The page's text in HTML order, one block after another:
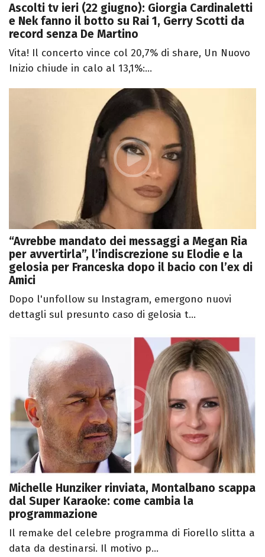
Ascolti tv ieri (22 giugno): Giorgia Cardinaletti
e Nek fanno il botto su Rai 1, Gerry Scotti da
record senza De Martino
Vita! Il concerto vince col 20,7% di share, Un Nuovo
Inizio chiude in calo al 13,1%:...
“Avrebbe mandato dei messaggi a Megan Ria
per avvertirla”, l’indiscrezione su Elodie e la
gelosia per Franceska dopo il bacio con l’ex di
Amici
Dopo l'unfollow su Instagram, emergono nuovi
dettagli sul presunto caso di gelosia t...
Michelle Hunziker rinviata, Montalbano scappa
dal Super Karaoke: come cambia la
programmazione
Il remake del celebre programma di Fiorello slitta a
data da destinarsi. Il motivo p...